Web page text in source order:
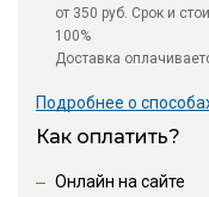
от 350 руб. Срок и
100%
Доставка
Подробнее о
Как оплатить?
Онлайн на сайте